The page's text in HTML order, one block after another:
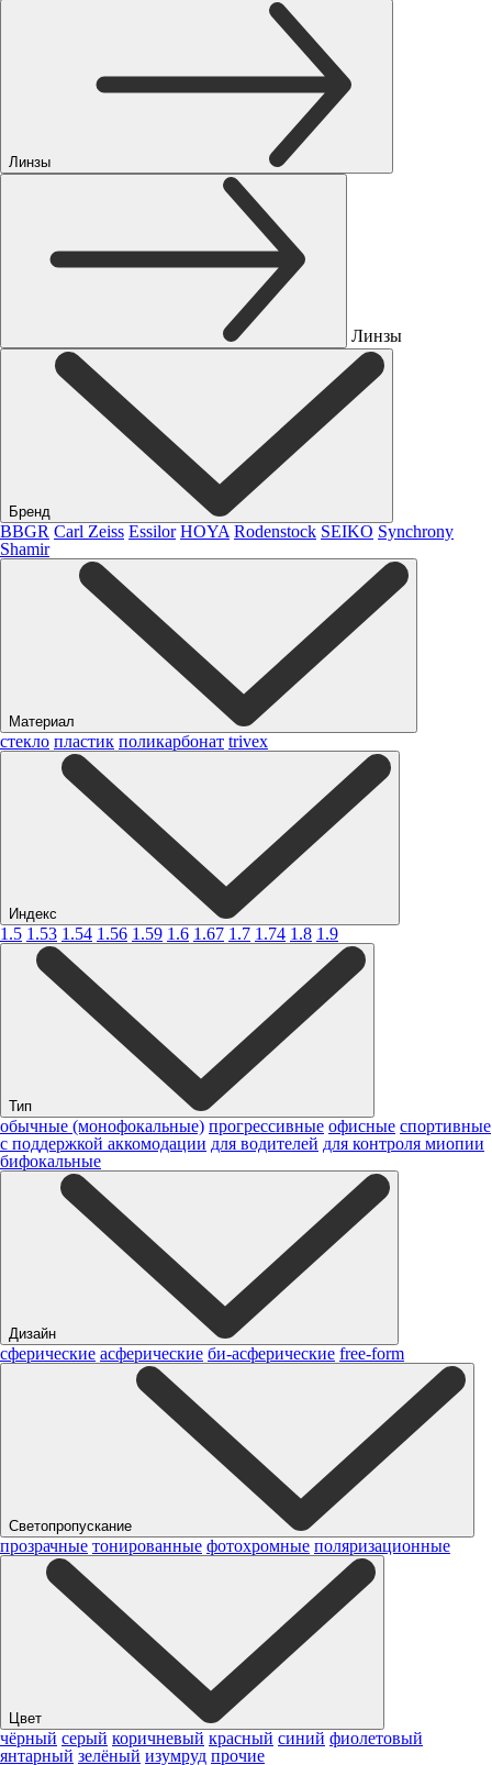
Линзы
Линзы
Бренд
BBGR Carl Zeiss Essilor HOYA Rodenstock SEIKO Synchrony
Shamir
Материал
стекло пластик поликарбонат trivex
Индекс
1.5 1.53 1.54 1.56 1.59 1.6 1.67 1.7 1.74 1.8 1.9
Тип
обычные (монофокальные) прогрессивные офисные спортивные
с поддержкой аккомодации для водителей для контроля миопии
бифокальные
Дизайн
сферические асферические би-асферические free-form
Светопропускание
прозрачные тонированные фотохромные поляризационные
Цвет
чёрный серый коричневый красный синий фиолетовый
янтарный зелёный изумруд прочие